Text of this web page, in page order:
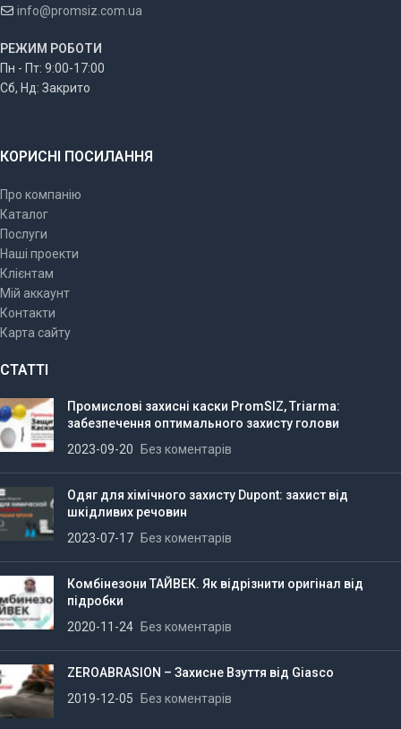
info@promsiz.com.ua
РЕЖИМ РОБОТИ
Пн - Пт: 9:00-17:00
Сб, Нд: Закрито
КОРИСНІ ПОСИЛАННЯ
Про компанію
Каталог
Послуги
Наші проекти
Клієнтам
Мій аккаунт
Контакти
Карта сайту
СТАТТІ
Промислові захисні каски PromSIZ, Triarma:
забезпечення оптимального захисту голови
2023-09-20
Без коментарів
Одяг для хімічного захисту Dupont: захист від
шкідливих речовин
2023-07-17
Без коментарів
Комбінезони ТАЙВЕК. Як відрізнити оригінал від
підробки
2020-11-24
Без коментарів
ZEROABRASION – Захисне Взуття від Giasco
2019-12-05
Без коментарів